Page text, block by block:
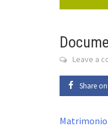
Leave a
Share